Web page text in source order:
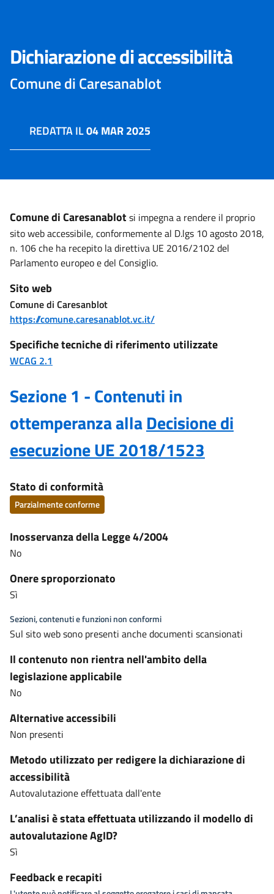
Dichiarazione di accessibilità
Comune di Caresanablot
REDATTA IL04 MAR 2025
Comune di Caresanablotsi impegna a rendere il proprio
sito web accessibile, conformemente al D.lgs 10 agosto 2018,
n. 106 che ha recepito la direttiva UE 2016/2102 del
Parlamento europeo e del Consiglio.
Sito web
Comune di Caresanblot
https://comune.caresanablot.vc.it/
Specifiche tecniche di riferimento utilizzate
WCAG 2.1
Sezione 1 - Contenuti in
ottemperanza allaDecisione di
esecuzione UE 2018/1523
Stato di conformità
Parzialmente conforme
Inosservanza della Legge 4/2004
No
Onere sproporzionato
Sì
Sezioni, contenuti e funzioni non conformi
Sul sito web sono presenti anche documenti scansionati
Il contenuto non rientra nell'ambito della
legislazione applicabile
No
Alternative accessibili
Non presenti
Metodo utilizzato per redigere la dichiarazione di
accessibilità
Autovalutazione effettuata dall'ente
L’analisi è stata effettuata utilizzando il modello di
autovalutazione AgID?
Sì
Feedback e recapiti